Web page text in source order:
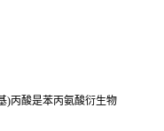
)丙酸是苯丙氨酸衍生物